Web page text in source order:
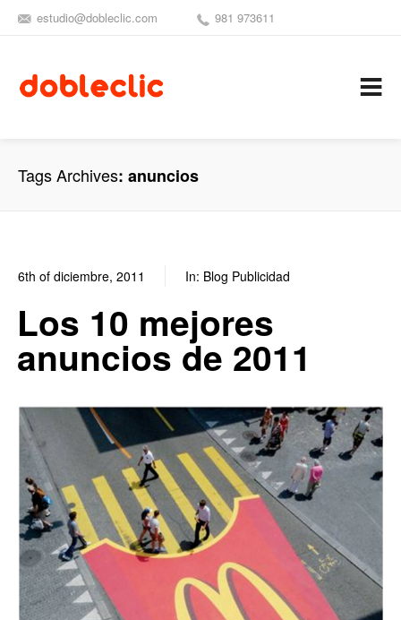
estudio@dobleclic.com 981 973611
Tags Archives anuncios
6th of diciembre, 2011 In: Blog Publicidad
Los 10 mejores
anuncios de 2011